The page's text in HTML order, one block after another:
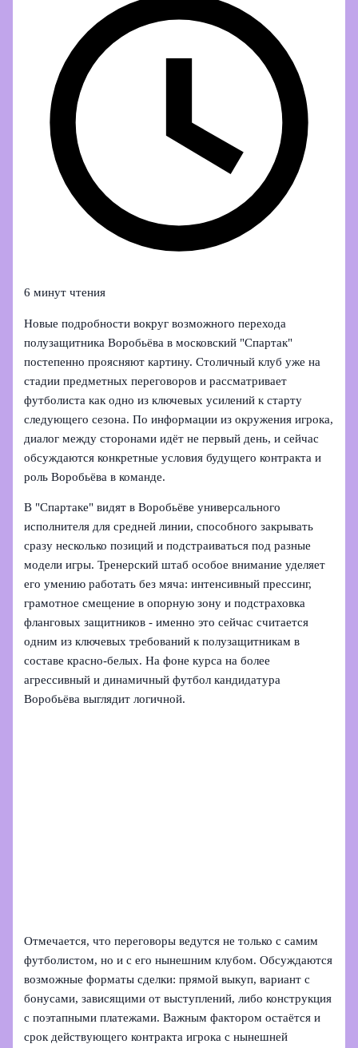
6 минут чтения
Новые подробности вокруг возможного перехода
полузащитника Воробьёва в московский "Спартак"
постепенно проясняют картину. Столичный клуб уже на
стадии предметных переговоров и рассматривает
футболиста как одно из ключевых усилений к старту
следующего сезона. По информации из окружения игрока,
диалог между сторонами идёт не первый день, и сейчас
обсуждаются конкретные условия будущего контракта и
роль Воробьёва в команде.
В "Спартаке" видят в Воробьёве универсального
исполнителя для средней линии, способного закрывать
сразу несколько позиций и подстраиваться под разные
модели игры. Тренерский штаб особое внимание уделяет
его умению работать без мяча: интенсивный прессинг,
грамотное смещение в опорную зону и подстраховка
фланговых защитников - именно это сейчас считается
одним из ключевых требований к полузащитникам в
составе красно‑белых. На фоне курса на более
агрессивный и динамичный футбол кандидатура
Воробьёва выглядит логичной.
Отмечается, что переговоры ведутся не только с самим
футболистом, но и с его нынешним клубом. Обсуждаются
возможные форматы сделки: прямой выкуп, вариант с
бонусами, зависящими от выступлений, либо конструкция
с поэтапными платежами. Важным фактором остаётся и
срок действующего контракта игрока с нынешней